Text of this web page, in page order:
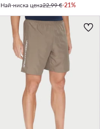
Най-ниска цена22,99 €-21%